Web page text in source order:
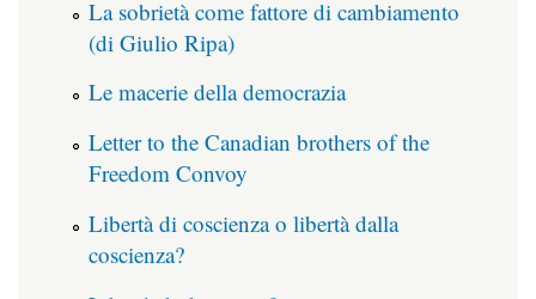
La sobrietà come fattore di cambiamento
(di Giulio Ripa)
Le macerie della democrazia
Letter to the Canadian brothers of the
Freedom Convoy
Libertà di coscienza o libertà dalla
coscienza?